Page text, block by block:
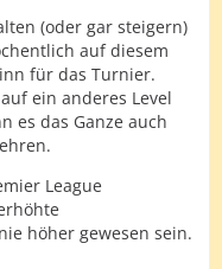
(oder gar steigern)
auf diesem
für das Turnier.
ein anderes Level
es das Ganze auch
League
höher gewesen sein.